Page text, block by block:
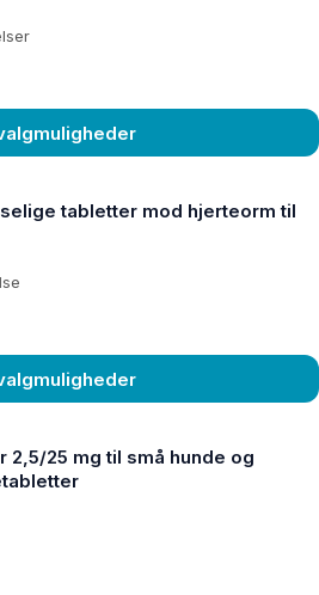
tabletter mod hjerteorm til
25 mg til små hunde og